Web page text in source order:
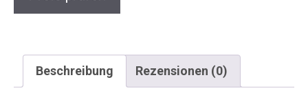
Beschreibung Rezensionen (0)